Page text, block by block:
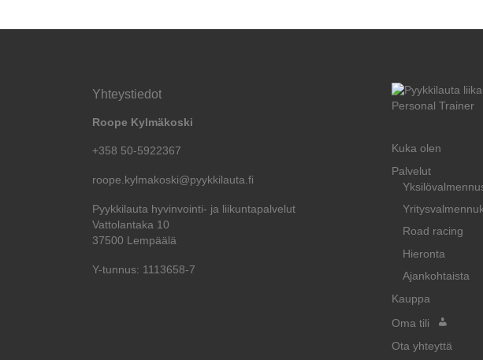
Yhteystiedot
Roope Kylmäkoski
+358 50-5922367
roope.kylmakoski@pyykkilauta.fi
Pyykkilauta hyvinvointi- ja liikuntapalvelut
Vattolantaka 10
37500 Lempäälä
Y-tunnus: 1113658-7
Kuka olen
Palvelut
Road racing
Hieronta
Ajankohtaista
Kauppa
Oma tili
Ota yhteyttä